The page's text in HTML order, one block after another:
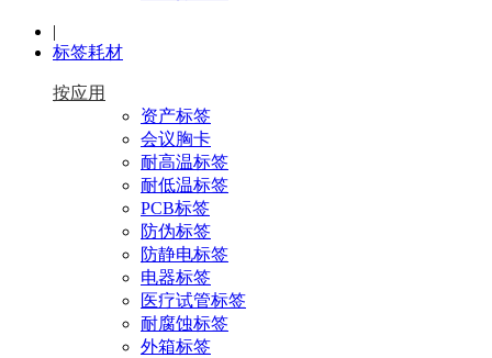
|
标签耗材
按应用
资产标签
会议胸卡
耐高温标签
耐低温标签
PCB标签
防伪标签
防静电标签
电器标签
医疗试管标签
耐腐蚀标签
外箱标签